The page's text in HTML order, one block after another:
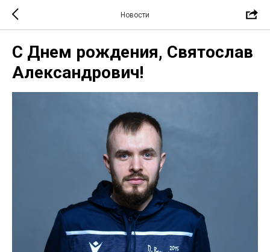
Новости
С Днем рождения, Святослав
Александрович!